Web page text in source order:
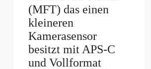
(MFT) das einen
kleineren
Kamerasensor
besitzt mit APS-C
und Vollformat